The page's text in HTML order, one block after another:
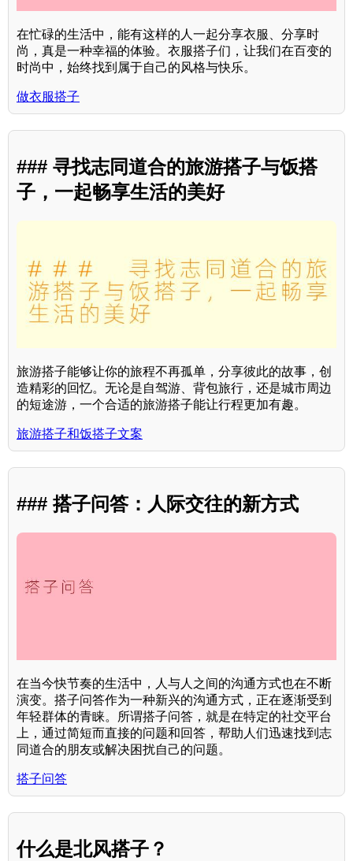
在忙碌的生活中，能有这样的人一起分享衣服、分享时
尚，真是一种幸福的体验。衣服搭子们，让我们在百变的
时尚中，始终找到属于自己的风格与快乐。
做衣服搭子
### 寻找志同道合的旅游搭子与饭搭
子，一起畅享生活的美好
旅游搭子能够让你的旅程不再孤单，分享彼此的故事，创
造精彩的回忆。无论是自驾游、背包旅行，还是城市周边
的短途游，一个合适的旅游搭子能让行程更加有趣。
旅游搭子和饭搭子文案
### 搭子问答：人际交往的新方式
在当今快节奏的生活中，人与人之间的沟通方式也在不断
演变。搭子问答作为一种新兴的沟通方式，正在逐渐受到
年轻群体的青睐。所谓搭子问答，就是在特定的社交平台
上，通过简短而直接的问题和回答，帮助人们迅速找到志
同道合的朋友或解决困扰自己的问题。
搭子问答
什么是北风搭子？